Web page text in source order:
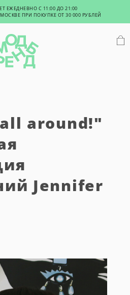
ЕЖЕДНЕВНО С 11:00 ДО 21:00
ПРИ ПОКУПКЕ ОТ 30 000 РУБЛЕЙ
around!"
Jennifer